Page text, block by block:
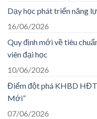
Dạy học phát triển năng
16/06/2026
Quy định mới về tiêu
viên đại học
10/06/2026
Điểm đột phá KHBD
Mới”
07/06/2026